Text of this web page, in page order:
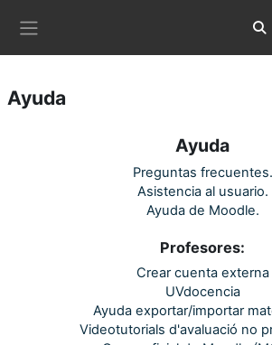
Ayuda
Ayuda
Preguntas frecuentes.
Asistencia al usuario.
Ayuda de Moodle.
Profesores:
Crear cuenta externa
UVdocencia
Ayuda exportar/importar
Videotutorials d'avaluació no